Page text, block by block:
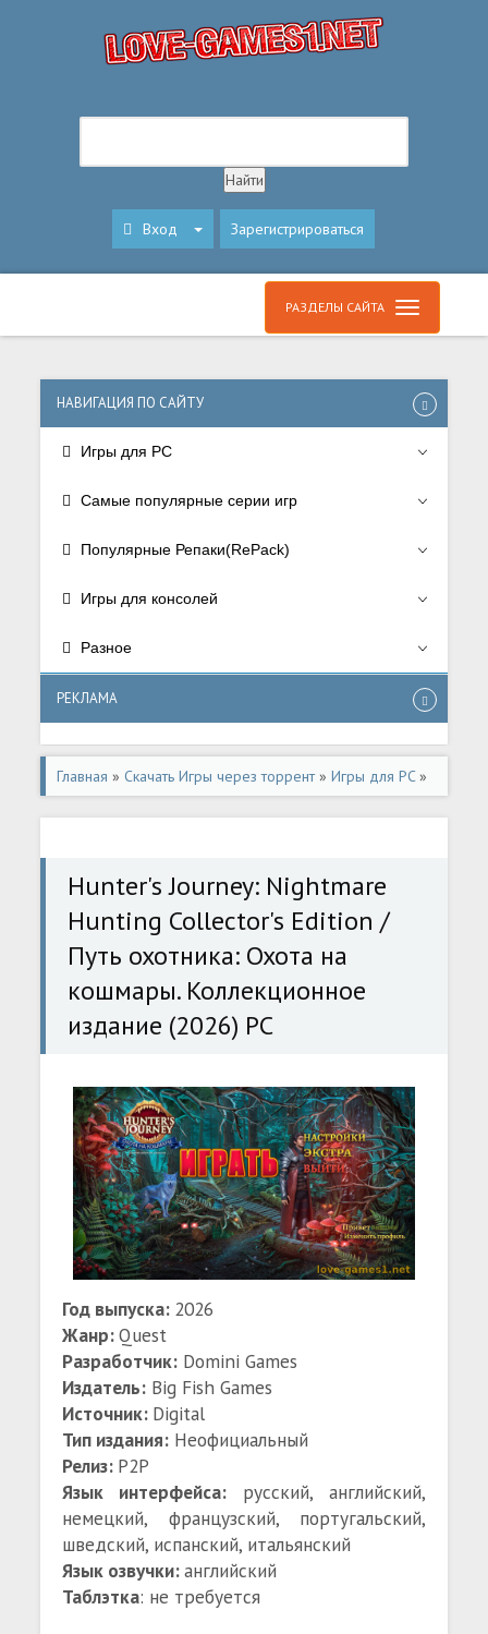
Вход Зарегистрироваться
РАЗДЕЛЫ САЙТА
НАВИГАЦИЯ ПО САЙТУ
Игры для PC
Самые популярные серии игр
Популярные Репаки(RePack)
Игры для консолей
Разное
РЕКЛАМА
Главная » Скачать Игры через торрент»Игры для PC»
Квесты в стиле "Поиск предметов"
Hunter's Journey: Nightmare
Hunting Collector's Edition /
Путь охотника: Охота на
кошмары. Коллекционное
издание (2026) PC
Год выпуска: 2026
Жанр:Quest
Разработчик: Domini Games
Издатель: Big Fish Games
Источник: Digital
Тип издания: Неофициальный
Релиз: P2P
Язык интерфейса: русский, английский,
немецкий, французский, португальский,
шведский, испанский, итальянский
Язык озвучки:английский
Таблэтка: не требуется